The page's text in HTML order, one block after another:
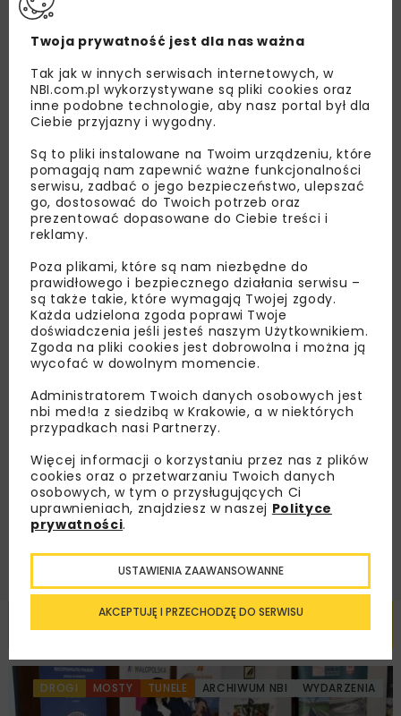
Lubisz wiedzieć więcej?
Zapisz się do newslettera aby otrzymywać od
nas najlepsze informacje branżowe,
zaproszenia na wydarzenia, atrakcyjne oferty i
dedykowane akcje specjalne.
Zapoznałam/em się zPolityką Prywatności
podany przeze mnie adres e-mail korespondencji
handlowej w postaci newslettera.
ZAPISZ MNIE
Powiązane artykuły
DROGI MOSTY TUNELE ARCHIWUM NBI WYDARZENIA
Twoja prywatność jest dla nas ważna
Tak jak w innych serwisach internetowych, w
NBI.com.pl wykorzystywane są pliki cookies oraz
inne podobne technologie, aby nasz portal był dla
Ciebie przyjazny i wygodny.
Są to pliki instalowane na Twoim urządzeniu, które
pomagają nam zapewnić ważne funkcjonalności
serwisu, zadbać o jego bezpieczeństwo, ulepszać
go, dostosować do Twoich potrzeb oraz
prezentować dopasowane do Ciebie treści i
reklamy.
Poza plikami, które są nam niezbędne do
prawidłowego i bezpiecznego działania serwisu –
są także takie, które wymagają Twojej zgody.
Każda udzielona zgoda poprawi Twoje
doświadczenia jeśli jesteś naszym Użytkownikiem.
Zgoda na pliki cookies jest dobrowolna i można ją
wycofać w dowolnym momencie.
Administratorem Twoich danych osobowych jest
nbi med!a z siedzibą w Krakowie, a w niektórych
przypadkach nasi Partnerzy.
Więcej informacji o korzystaniu przez nas z plików
cookies oraz o przetwarzaniu Twoich danych
osobowych, w tym o przysługujących Ci
uprawnieniach, znajdziesz w naszej Polityce
prywatności.
AKCEPTUJĘ I PRZECHODZĘ DO SERWISU
USTAWIENIA ZAAWANSOWANNE